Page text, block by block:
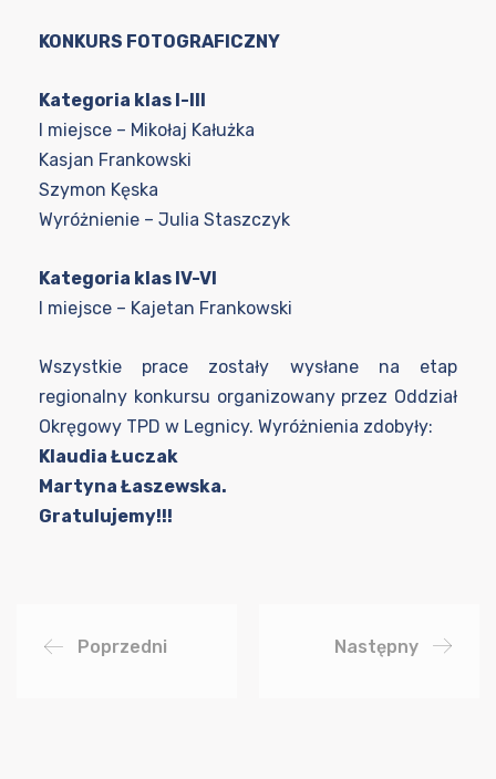
KONKURS FOTOGRAFICZNY
Kategoria klas I-III
I miejsce – Mikołaj Kałużka
Kasjan Frankowski
Szymon Kęska
Wyróżnienie – Julia Staszczyk
Kategoria klas IV-VI
I miejsce – Kajetan Frankowski
Wszystkie prace zostały wysłane na etap
regionalny konkursu organizowany przez Oddział
Okręgowy TPD w Legnicy. Wyróżnienia zdobyły:
Klaudia Łuczak
Martyna Łaszewska.
Gratulujemy!!!
Poprzedni Następny